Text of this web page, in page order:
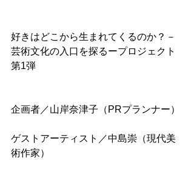
好きはどこから生まれてくるのか？－
芸術文化の入口を探るープロジェクト
第1弾
企画者／山岸奈津子（PRプランナー）
ゲストアーティスト／中島崇（現代美
術作家）